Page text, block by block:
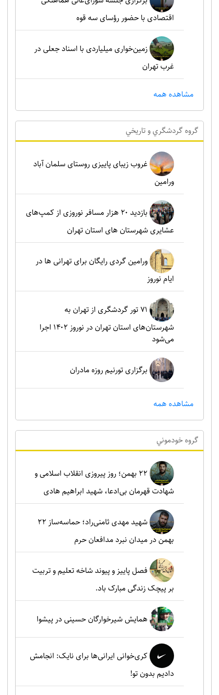
اقتصادی با حضور رؤسای سه قوه
زمین‌خواری میلیاردی با اسناد جعلی در
غرب تهران
مشاهده همه
گروه گردشگري و تاريخي
غروب زیبای پاییزی روستای سلمان آباد
ورامین
بازدید ۲۰ هزار مسافر نوروزی از کمپ‌های
عشایری شهرستان های استان تهران
ورامین گردی رایگان برای تهرانی ها در
ایام نوروز
۷۱ تور گردشگری از تهران به
شهرستان‌های استان تهران در نوروز ۱۴۰۲ اجرا
می‌شود
برگزاری تورنیم روزه مادران
مشاهده همه
گروه خودموني
۲۲ بهمن؛ روز پیروزی انقلاب اسلامی و
شهادت قهرمان بی‌ادعا، شهید ابراهیم هادی
شهید مهدی ثامنی‌راد؛ حماسه‌ساز ۲۲
بهمن در میدان نبرد مدافعان حرم
فصل پاییز و پیوند شاخه تعلیم و تربیت
بر پیچک زندگی مبارک باد.
همایش شیرخوارگان حسینی در پیشوا
کری‌خوانی ایرانی‌ها برای نایک: انجامش
دادیم بدون تو!